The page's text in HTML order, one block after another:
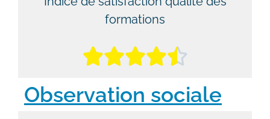
formations

Observation sociale